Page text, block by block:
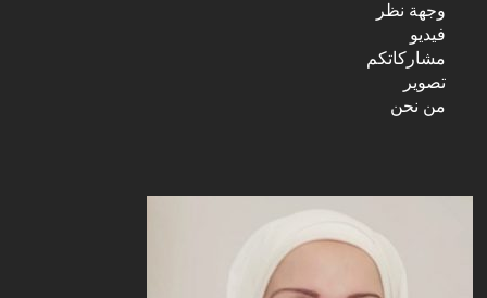
وجهة نظر
فيديو
مشاركاتكم
تصوير
من نحن